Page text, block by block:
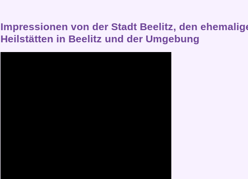
Impressionen von der Stadt Beelitz, den
Heilstätten in Beelitz und der Umgebung